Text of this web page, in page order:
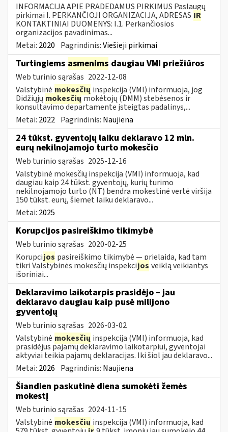
INFORMACIJA APIE PRADEDAMUS PIRKIMUS Paslaugų
pirkimai I. PERKANČIOJI ORGANIZACIJA, ADRESAS IR
KONTAKTINIAI DUOMENYS: I.1. Perkančiosios
organizacijos pavadinimas...
Metai: 2020 Pagrindinis:Viešieji pirkimai
Turtingiems asmenims daugiau VMI priežiūros
Web turinio sąrašas 2022-12-08
Valstybinė mokesčių inspekcija (VMI) informuoja, jog
Didžiųjų mokesčiųmokėtojų (DMM) stebėsenos ir
konsultavimo departamente įsteigtas padalinys,...
Metai: 2022 Pagrindinis: Naujiena
24 tūkst. gyventojų laiku deklaravo 12 mln.
eurų nekilnojamojo turto mokesčio
Web turinio sąrašas 2025-12-16
Valstybinė mokesčių inspekcija (VMI) informuoja, kad
daugiau kaip 24 tūkst. gyventojų, kurių turimo
nekilnojamojo turto (NT) bendra mokestinė vertė viršija
150 tūkst. eurų, šiemet laiku deklaravo...
Metai: 2025
Korupcijos pasireiškimo tikimybė
Web turinio sąrašas 2020-02-25
Korupcijos pasireiškimo tikimybė — prielaida, kad tam
tikri Valstybinės mokesčių inspekcijos veiklą veikiantys
išoriniai...
Deklaravimo laikotarpis prasidėjo – jau
deklaravo daugiau kaip pusė milijono
gyventojų
Web turinio sąrašas 2026-03-02
Valstybinė mokesčių inspekcija (VMI) informuoja, kad
prasidėjus pajamų deklaravimo laikotarpiui, gyventojai
aktyviai teikia pajamų deklaracijas. Iki šiol jau deklaravo...
Metai: 2026 Pagrindinis: Naujiena
Šiandien paskutinė diena sumokėti žemės
mokestį
Web turinio sąrašas 2024-11-15
Valstybinė mokesčių inspekcija (VMI) informuoja, kad